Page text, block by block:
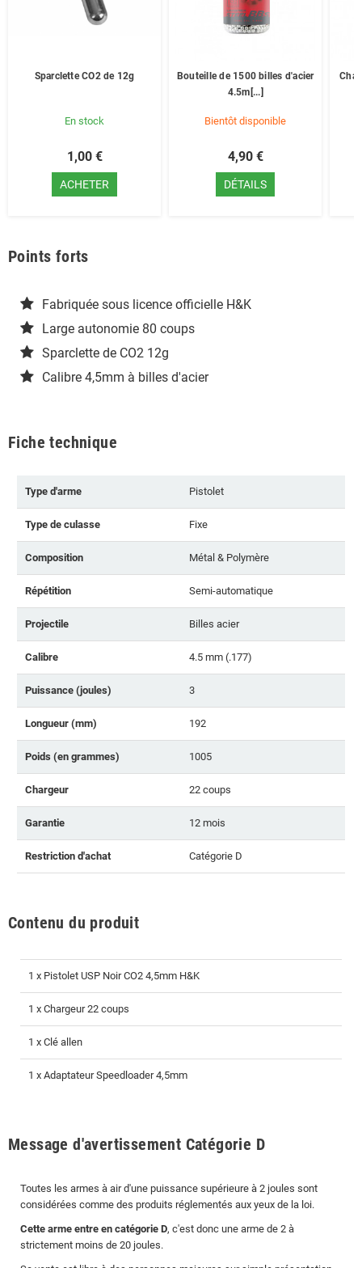
Sparclette CO2 de 12g
En stock
1,00 €
ACHETER
Bouteille de 1500 billes d'acier
4.5m[...]
Bientôt disponible
4,90 €
DÉTAILS
Points forts
Fabriquée sous licence officielle H&K
Large autonomie 80 coups
Sparclette de CO2 12g
Calibre 4,5mm à billes d'acier
Fiche technique
Type d'arme Pistolet
Type de culasse Fixe
Composition Métal & Polymère
Répétition Semi-automatique
Projectile Billes acier
Calibre 4.5 mm (.177)
Puissance (joules) 3
Longueur (mm) 192
Poids (en grammes) 1005
Chargeur 22 coups
Garantie 12 mois
Restriction d'achat Catégorie D
Contenu du produit
1 x Pistolet USP Noir CO2 4,5mm H&K
1 x Chargeur 22 coups
1 x Clé allen
1 x Adaptateur Speedloader 4,5mm
Message d'avertissement Catégorie D
Toutes les armes à air d'une puissance supérieure à 2 joules sont
considérées comme des produits réglementés aux yeux de la loi.
Cette arme entre en catégorie D, c'est donc une arme de 2 à
strictement moins de 20 joules.